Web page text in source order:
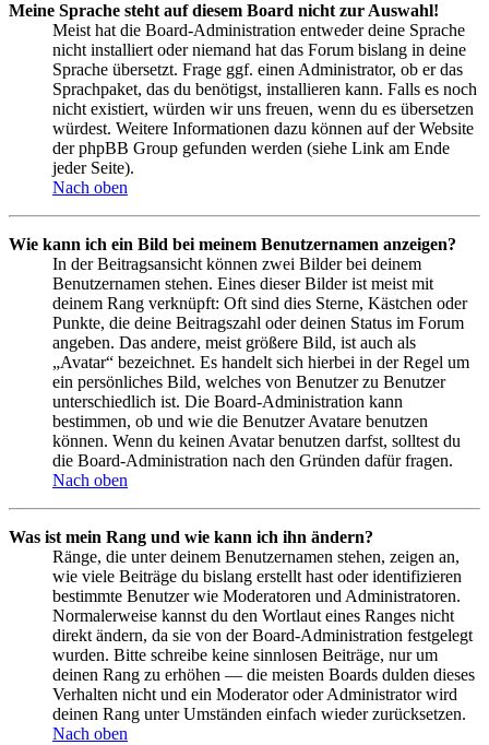
Meine Sprache steht auf diesem Board nicht zur Auswahl!
Meist hat die Board-Administration entweder deine Sprache
nicht installiert oder niemand hat das Forum bislang in deine
Sprache übersetzt. Frage ggf. einen Administrator, ob er das
Sprachpaket, das du benötigst, installieren kann. Falls es noch
nicht existiert, würden wir uns freuen, wenn du es übersetzen
würdest. Weitere Informationen dazu können auf der Website
der phpBB Group gefunden werden (siehe Link am Ende
jeder Seite).
Nach oben
Wie kann ich ein Bild bei meinem Benutzernamen anzeigen?
In der Beitragsansicht können zwei Bilder bei deinem
Benutzernamen stehen. Eines dieser Bilder ist meist mit
deinem Rang verknüpft: Oft sind dies Sterne, Kästchen oder
Punkte, die deine Beitragszahl oder deinen Status im Forum
angeben. Das andere, meist größere Bild, ist auch als
„Avatar“ bezeichnet. Es handelt sich hierbei in der Regel um
ein persönliches Bild, welches von Benutzer zu Benutzer
unterschiedlich ist. Die Board-Administration kann
bestimmen, ob und wie die Benutzer Avatare benutzen
können. Wenn du keinen Avatar benutzen darfst, solltest du
die Board-Administration nach den Gründen dafür fragen.
Nach oben
Was ist mein Rang und wie kann ich ihn ändern?
Ränge, die unter deinem Benutzernamen stehen, zeigen an,
wie viele Beiträge du bislang erstellt hast oder identifizieren
bestimmte Benutzer wie Moderatoren und Administratoren.
Normalerweise kannst du den Wortlaut eines Ranges nicht
direkt ändern, da sie von der Board-Administration festgelegt
wurden. Bitte schreibe keine sinnlosen Beiträge, nur um
deinen Rang zu erhöhen — die meisten Boards dulden dieses
Verhalten nicht und ein Moderator oder Administrator wird
deinen Rang unter Umständen einfach wieder zurücksetzen.
Nach oben